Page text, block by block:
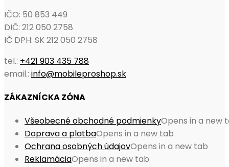
IČO: 50 853 449
DIČ: 212 050 2758
IČ DPH: SK 212 050 2758
tel.: +421 903 435 788
email.: info@mobileproshop.sk
ZÁKAZNÍCKA ZÓNA
Všeobecné obchodné podmienkyOpens in a new
Doprava a platbaOpens in a new tab
Ochrana osobných údajovOpens in a new tab
ReklamáciaOpens in a new tab